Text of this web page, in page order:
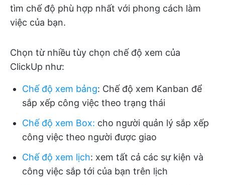
tìm chế độ phù hợp nhất với phong cách làm
việc của bạn.
Chọn từ nhiều tùy chọn chế độ xem của
ClickUp như:
Chế độ xem bảng: Chế độ xem Kanban để
sắp xếp công việc theo trạng thái
Chế độ xem Box: cho người quản lý sắp xếp
công việc theo người được giao
Chế độ xem lịch: xem tất cả các sự kiện và
công việc sắp tới của bạn trên lịch